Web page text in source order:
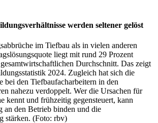
werden seltener gelöst
im Tiefbau als in vielen anderen
liegt mit rund 29 Prozent
Durchschnitt. Das zeigt
2024. Zugleich hat sich die
bei den Tiefbaufacharbeitern in den
nahezu verdoppelt. Wer die Ursachen für
kennt und frühzeitig gegensteuert, kann
an den Betrieb binden und die
stärken. (Foto: rbv)